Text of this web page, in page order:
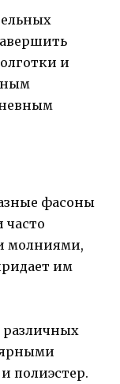
и
фасоны
молниями,
им
различных
полиэстер.